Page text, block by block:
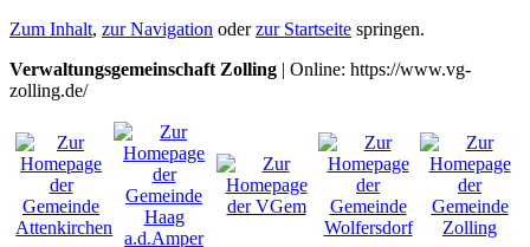
Zum Inhalt, zur Navigation oderzur Startseite springen.
Verwaltungsgemeinschaft Zolling | Online: https://www.vg-
zolling.de/